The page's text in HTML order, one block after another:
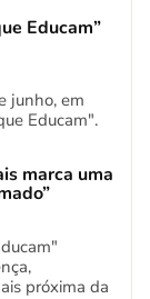
Educam”
junho, em
Educam".
marca uma
próxima da